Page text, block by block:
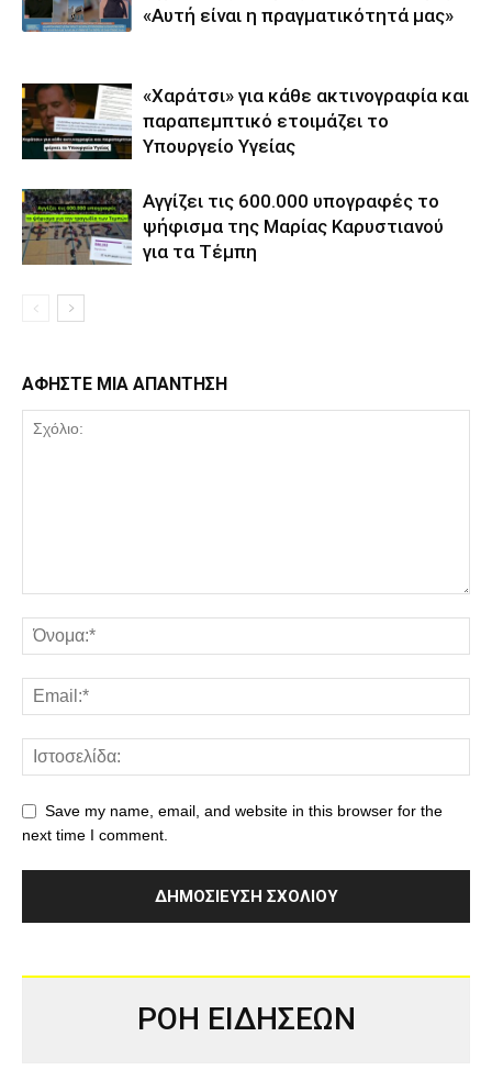
«Αυτή είναι η πραγματικότητά μας»
«Χαράτσι» για κάθε ακτινογραφία και
παραπεμπτικό ετοιμάζει το
Υπουργείο Υγείας
Αγγίζει τις 600.000 υπογραφές το
ψήφισμα της Μαρίας Καρυστιανού
για τα Τέμπη
ΑΦΗΣΤΕ ΜΙΑ ΑΠΑΝΤΗΣΗ
Save my name, email, and website in this browser for the
next time I comment.
ΡΟΗ ΕΙΔΗΣΕΩΝ